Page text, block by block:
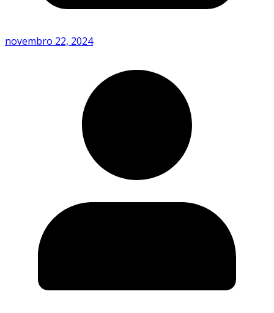
novembro 22, 2024